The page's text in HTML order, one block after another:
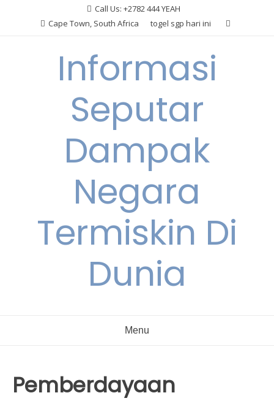
Call Us: +2782 444 YEAH
Cape Town, South Africa
togel sgp hari ini
Informasi
Seputar
Dampak
Negara
Termiskin Di
Dunia
Menu
Pemberdayaan